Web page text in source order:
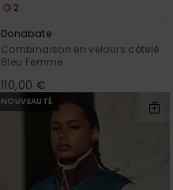
2
Donabate
Combinaison en velours côtelé
Bleu Femme
110,00 €
NOUVEAUTÉ